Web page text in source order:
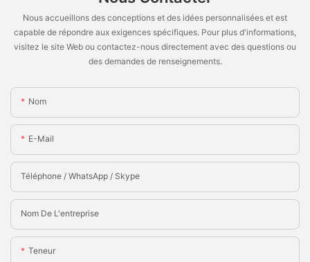
Nous accueillons des conceptions et des idées personnalisées et est
capable de répondre aux exigences spécifiques. Pour plus d'informations,
visitez le site Web ou contactez-nous directement avec des questions ou
des demandes de renseignements.
Nom
E-Mail
Téléphone / WhatsApp / Skype
Nom De L'entreprise
Teneur